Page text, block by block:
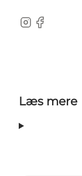
Instagram
Facebook
Læs mere